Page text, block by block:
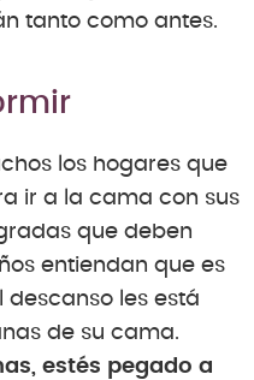
tanto como antes.
los hogares que
ir a la cama con sus
que deben
entiendan que es
descanso les está
de su cama.
estés pegado a